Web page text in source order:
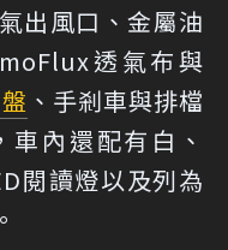
出風口、金屬油
透氣布與
、手剎車與排檔
內還配有白、
閱讀燈以及列為